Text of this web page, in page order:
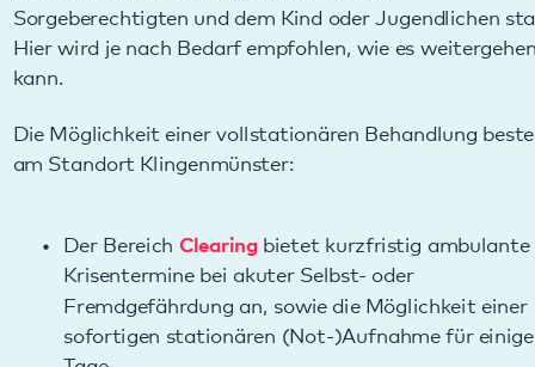
Die Möglichkeit einer vollstationären Behandlung besteht
am Standort Klingenmünster:
Der Bereich Clearingbietet kurzfristig ambulante
Krisentermine bei akuter Selbst- oder
Tage.
Der BereichKindernimmt Kinder bis zur Vollendung
des 12. Lebensjahres auf.
Der Bereich DBT/Jugend nimmt Jugendliche ab 12